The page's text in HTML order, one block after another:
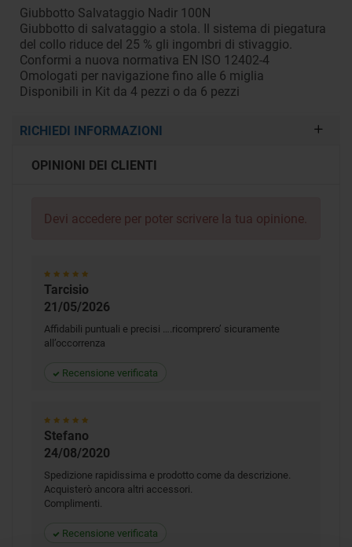
Giubbotto Salvataggio Nadir 100N
Giubbotto di salvataggio a stola. Il sistema di piegatura
del collo riduce del 25 % gli ingombri di stivaggio.
Conformi a nuova normativa EN ISO 12402-4
Omologati per navigazione fino alle 6 miglia
Disponibili in Kit da 4 pezzi o da 6 pezzi
RICHIEDI INFORMAZIONI
OPINIONI DEI CLIENTI
Devi accedere per poter scrivere la tua opinione.
Tarcisio
21/05/2026
Affidabili puntuali e precisi ….ricomprero’ sicuramente
all’occorrenza
Recensione verificata
Stefano
24/08/2020
Spedizione rapidissima e prodotto come da descrizione.
Acquisterò ancora altri accessori.
Complimenti.
Recensione verificata